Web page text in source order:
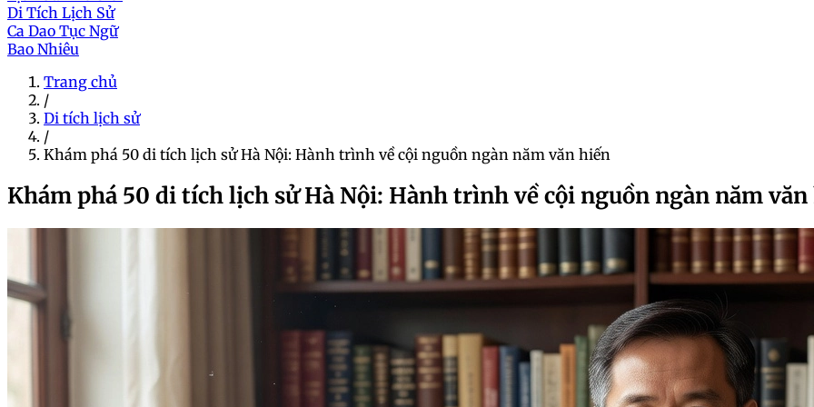
Di Tích Lịch Sử
Ca Dao Tục Ngữ
Bao Nhiêu
Trang chủ
/
Di tích lịch sử
/
Khám phá 50 di tích lịch sử Hà Nội: Hành trình về cội nguồn ngàn năm văn hiến
Khám phá 50 di tích lịch sử Hà Nội: Hành trình về cội nguồn ngàn năm